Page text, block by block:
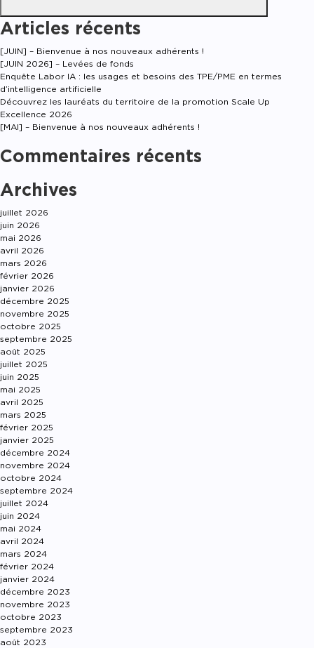
Articles récents
[JUIN] – Bienvenue à nos nouveaux adhérents !
[JUIN 2026] – Levées de fonds
Enquête Labor IA : les usages et besoins des TPE/PME en termes
d’intelligence artificielle
Découvrez les lauréats du territoire de la promotion Scale Up
Excellence 2026
[MAI] – Bienvenue à nos nouveaux adhérents !
Commentaires récents
Archives
juillet 2026
juin 2026
mai 2026
avril 2026
mars 2026
février 2026
janvier 2026
décembre 2025
novembre 2025
octobre 2025
septembre 2025
août 2025
juillet 2025
juin 2025
mai 2025
avril 2025
mars 2025
février 2025
janvier 2025
décembre 2024
novembre 2024
octobre 2024
septembre 2024
juillet 2024
juin 2024
mai 2024
avril 2024
mars 2024
février 2024
janvier 2024
décembre 2023
novembre 2023
octobre 2023
septembre 2023
août 2023